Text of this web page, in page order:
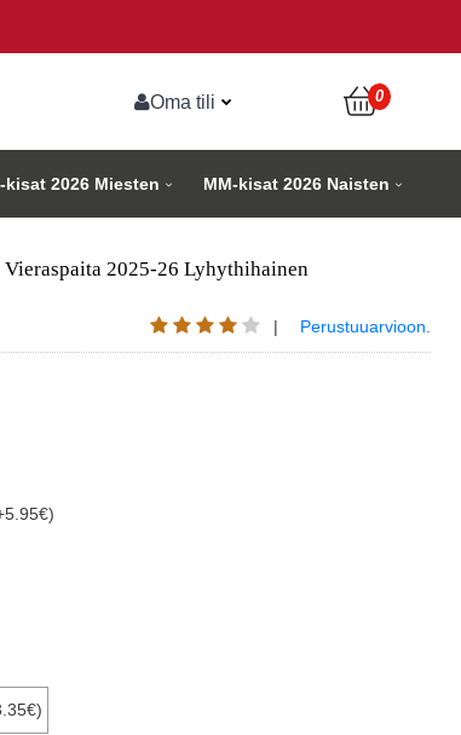
Oma tili 0
kisat 2026 Miesten MM-kisat 2026 Naisten
2025-26 Lyhythihainen
| Perustuuarvioon.